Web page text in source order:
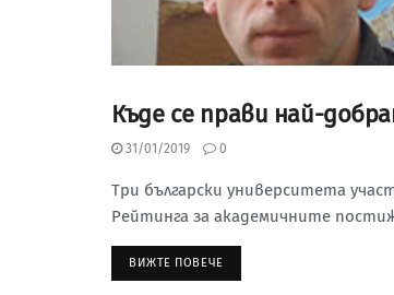
БРОЙ 5, 2019
Къде се прави най-
31/01/2019 0
Три български университета
Рейтинга за академичните
ВИЖТЕ ПОВЕЧЕ